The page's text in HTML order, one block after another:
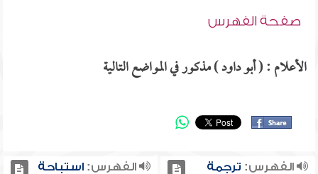
صفحة الفهرس
الأعلام : ( أبو داود ) مذكور في المواضع التالية
الفهرس: ترجمة
الفهرس:استباحة